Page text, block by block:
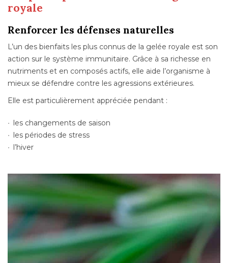
royale
Renforcer les défenses naturelles
L’un des bienfaits les plus connus de la gelée royale est son
action sur le système immunitaire. Grâce à sa richesse en
nutriments et en composés actifs, elle aide l’organisme à
mieux se défendre contre les agressions extérieures.
Elle est particulièrement appréciée pendant :
les changements de saison
les périodes de stress
l’hiver